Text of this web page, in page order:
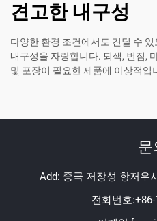
견고한 내구성
다양한 환경 조건에서도 견딜 수
내구성을 자랑합니다. 퇴색, 번짐,
및 포장이 필요한 제품에 이상적입
문
Add: 중국 저장성 항저우
전화번호: